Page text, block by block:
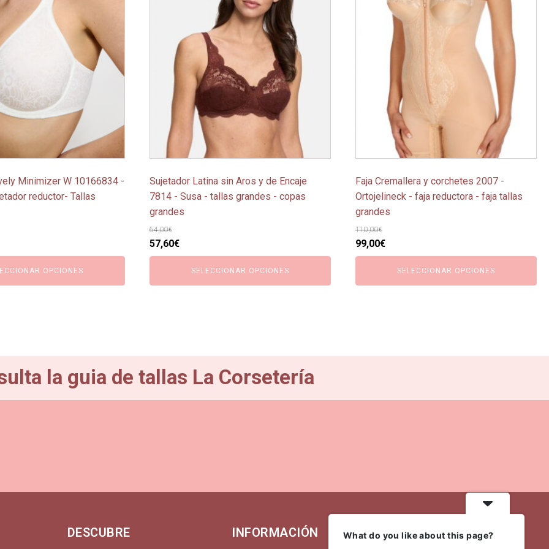
Minimizer W 10166834 -
reductor- Tallas
OPCIONES
Sujetador Latina sin Aros y de Encaje
7814 - Susa - tallas grandes - copas
grandes
64,00€
El
precio
era:
57,60€El
precio
actual
es:
SELECCIONAR OPCIONES
variantes.
opciones
pueden
elegir
de
producto
Faja Cremallera y corchetes 2007 -
Ortojelineck - faja reductora - faja tallas
grandes
110,00€
El
precio
era:
99,00€El
precio
actual
es:
SELECCIONAR OPCIONES
múltiples
variantes.
de
producto
la guia de tallas La Corsetería
DESCUBRE INFORMACIÓN MI CUENTA
What do you like about this page?